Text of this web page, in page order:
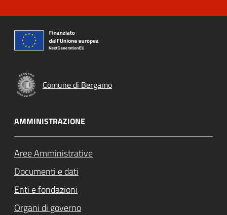
Comune di Bergamo
AMMINISTRAZIONE
Aree Amministrative
Documenti e dati
Enti e fondazioni
Organi di governo